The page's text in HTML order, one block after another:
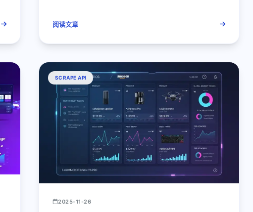
阅读文章
SCRAPE API
2025-11-26